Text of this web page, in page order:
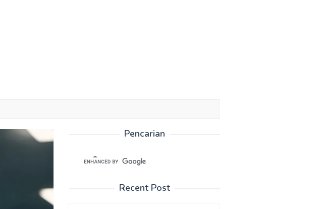
Pencarian
Recent Post